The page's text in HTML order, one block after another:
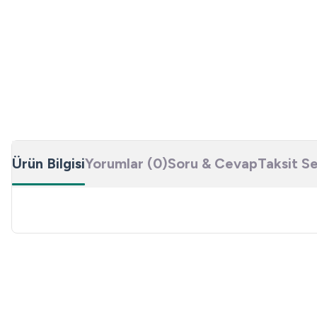
Ürün BilgisiYorumlar (0)Soru & CevapTaksit